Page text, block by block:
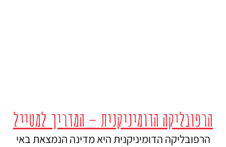
הרפובליקה הדומיניקנית – המדריך למטייל
הרפובליקה הדומיניקנית היא מדינה הנמצאת באי